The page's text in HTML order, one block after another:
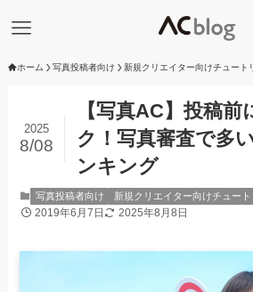
ホーム 写真投稿者向け 新規クリエイター向けチュート
【写真AC】投稿前
ク！写真審査で多
ンキング
2025
8/08
写真投稿者向け 新規クリエイター向けチュー
2019年6月7日 2025年8月8日